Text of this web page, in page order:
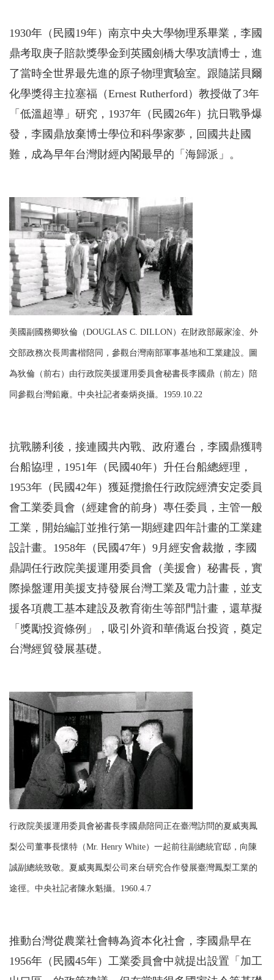
1930年（民國19年）南京中央大學物理系畢業，李國
鼎考取庚子賠款獎學金到英國劍橋大學攻讀博士，進
了當時全世界最先進的原子物理實驗室。跟隨諾貝爾
化學獎得主拉塞福（Ernest Rutherford）教授做了3年
「低溫超導」研究，1937年（民國26年）抗日戰爭爆
發，李國鼎放棄博士學位和科學家夢，回國共赴國
難，成為早年台灣財經內閣最早的「海歸派」。
美國副國務卿狄倫（DOUGLAS C. DILLON）在財政部嚴家淦、外
交部政務次長周書楷陪同，參觀台灣南部軍事基地和工業建設。圖
為狄倫（前右）由行政院美援運用委員會秘書長李國鼎（前左）陪
同參觀台灣鉛廠。中央社記者秦炳炎攝。1959.10.22
抗戰勝利後，接連國共內戰、政府遷台，李國鼎獲聘
台船協理，1951年（民國40年）升任台船總經理，
1953年（民國42年）獲延攬擔任行政院經濟安定委員
會工業委員會（經建會的前身）專任委員，主管一般
工業，開始編訂並推行第一期經建四年計畫的工業建
設計畫。1958年（民國47年）9月經安會裁撤，李國
鼎調任行政院美援運用委員會（美援會）秘書長，實
際操盤運用美援支持發展台灣工業及電力計畫，並支
援各項農工基本建設及教育衛生等部門計畫，還草擬
「獎勵投資條例」，吸引外資和華僑返台投資，奠定
台灣經貿發展基礎。
行政院美援運用委員會祕書長李國鼎陪同正在臺灣訪問的夏威夷鳳
梨公司董事長懷特（Mr. Henry White）一起前往副總統官邸，向陳
誠副總統致敬。夏威夷鳳梨公司來台研究合作發展臺灣鳳梨工業的
途徑。中央社記者陳永魁攝。1960.4.7
推動台灣從農業社會轉為資本化社會，李國鼎早在
1956年（民國45年）工業委員會中就提出設置「加工